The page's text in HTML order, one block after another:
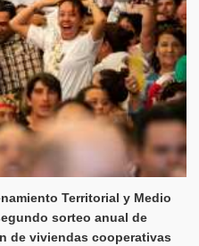
Territorial y Medio
sorteo anual de
de viviendas cooperativas